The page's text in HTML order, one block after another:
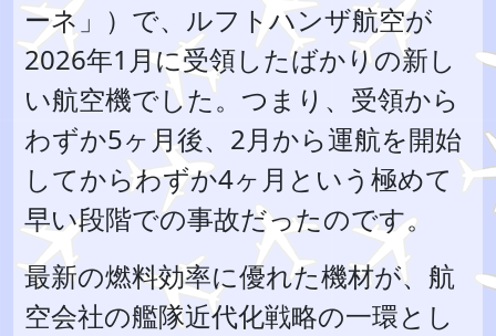
ーネ」）で、ルフトハンザ航空が
2026年1月に受領したばかりの新し
い航空機でした。つまり、受領から
わずか5ヶ月後、2月から運航を開始
してからわずか4ヶ月という極めて
早い段階での事故だったのです。
最新の燃料効率に優れた機材が、航
空会社の艦隊近代化戦略の一環とし